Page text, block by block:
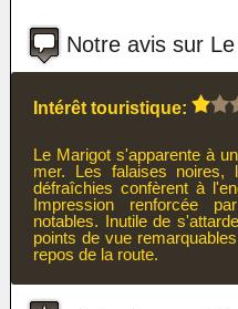
Notre avis sur
Intérêt touristique:
Le Marigot s'apparente à
mer. Les falaises
défraîchies confèrent à
Impression renforcée
notables. Inutile de
points de vue
repos de la route.